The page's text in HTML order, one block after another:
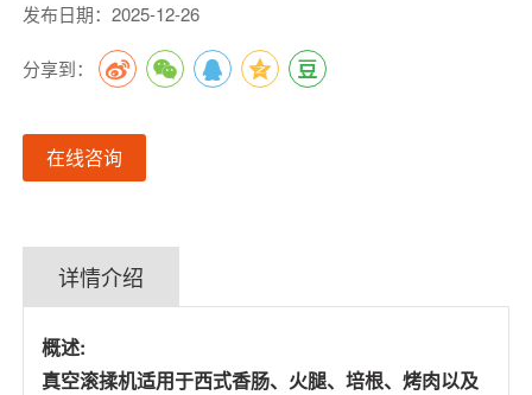
发布日期：2025-12-26
分享到：
在线咨询
详情介绍
概述:
真空滚揉机适用于西式香肠、火腿、培根、烤肉以及